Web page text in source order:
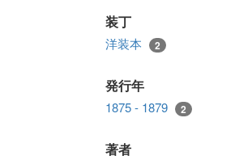
装丁
洋装本 2
発行年
1875 - 1879 2
著者